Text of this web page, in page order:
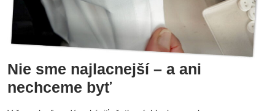
Nie sme najlacnejší – a ani
nechceme byť